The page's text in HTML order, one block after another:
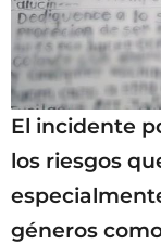
El incidente
los riesgos
géneros